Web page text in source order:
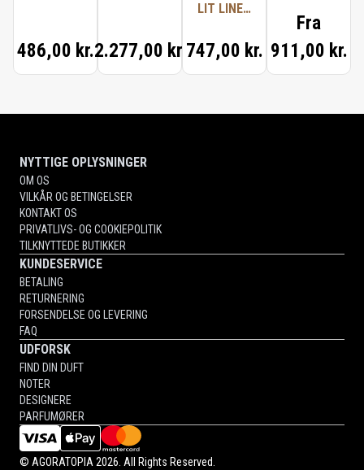
486,00 kr.2.277,00 kr.
LIT LINEN
747,00 kr.
Fra
911,00 kr.
NYTTIGE OPLYSNINGER
OM OS
VILKÅR OG BETINGELSER
KONTAKT OS
PRIVATLIVS- OG COOKIEPOLITIK
TILKNYTTEDE BUTIKKER
KUNDESERVICE
BETALING
RETURNERING
FORSENDELSE OG LEVERING
FAQ
UDFORSK
FIND DIN DUFT
NOTER
DESIGNERE
PARFUMØRER
© AGORATOPIA 2026. All Rights Reserved.